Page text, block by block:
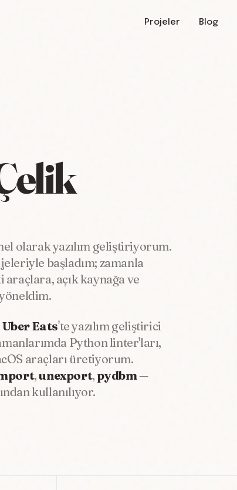
Projeler Blog
olarak yazılım geliştiriyorum.
başladım; zamanla
açık kaynağa ve
Eats'te yazılım geliştirici
Python linter'ları,
araçları üretiyorum.
,unexport, pydbm—
kullanılıyor.